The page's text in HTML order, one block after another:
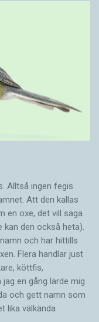
Alltså ingen fegis
Att den kallas
en oxe, det vill säga
den också heta).
och har hittills
Flera handlar just
köttfis,
en gång lärde mig
och gett namn som
lika välkända